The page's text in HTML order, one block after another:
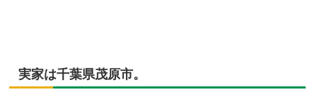
実家は千葉県茂原市。